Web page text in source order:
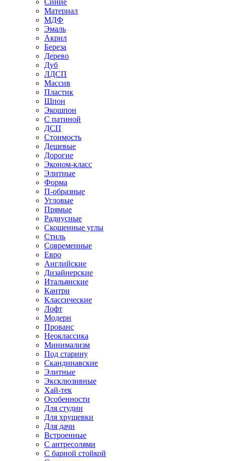
Синие
Материал
МДФ
Эмаль
Акрил
Береза
Дерево
Дуб
ЛДСП
Массив
Пластик
Шпон
Экошпон
С патиной
ДСП
Стоимость
Дешевые
Дорогие
Эконом-класс
Элитные
Форма
П-образные
Угловые
Прямые
Радиусные
Скошенные углы
Стиль
Современные
Евро
Английские
Дизайнерские
Итальянские
Кантри
Классические
Лофт
Модерн
Прованс
Неоклассика
Минимализм
Под старину
Скандинавские
Элитные
Эксклюзивные
Хай-тек
Особенности
Для студии
Для хрущевки
Для дачи
Встроенные
С антресолями
С барной стойкой